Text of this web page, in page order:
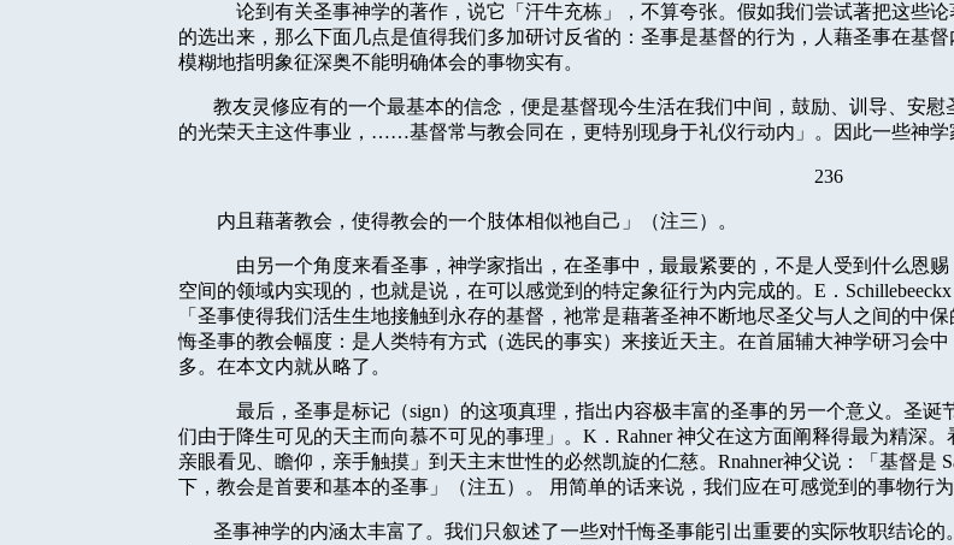
论到有关圣事神学的著作，说它「汗牛充栋」，不算夸张。假如我们尝试著把这些
的选出来，那么下面几点是值得我们多加研讨反省的：圣事是基督的行为，人藉圣事在基
模糊地指明象征深奥不能明确体会的事物实有。
教友灵修应有的一个最基本的信念，便是基督现今生活在我们中间，鼓励、训导、安
的光荣天主这件事业，……基督常与教会同在，更特别现身于礼仪行动内」。因此一些神
236
内且藉著教会，使得教会的一个肢体相似祂自己」（注三）。
由另一个角度来看圣事，神学家指出，在圣事中，最最紧要的，不是人受到什么恩
空间的领域内实现的，也就是说，在可以感觉到的特定象征行为内完成的。 E ． Schillebeeckx
「圣事使得我们活生生地接触到永存的基督，祂常是藉著圣神不断地尽圣父与人之间的中
悔圣事的教会幅度：是人类特有方式（选民的事实）来接近天主。在首届辅大神学研习会
多。在本文内就从略了。
最后，圣事是标记（sign）的这项真理，指出内容极丰富的圣事的另一个意义。圣
们由于降生可见的天主而向慕不可见的事理」。 K ． Rahner神父在这方面阐释得最为精深
亲眼看见、瞻仰，亲手触摸」到天主末世性的必然凯旋的仁慈。 Rnahner神父说：「基督是
下，教会是首要和基本的圣事」（注五）。
用简单的话来说，我们应在可感觉到的事物行
圣事神学的内涵太丰富了。我们只叙述了一些对忏悔圣事能引出重要的实际牧职结论